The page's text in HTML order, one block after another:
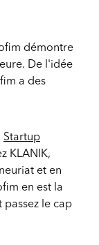
démontre
De l'idée
a des
Startup
KLANIK,
et en
en est la
passez le cap